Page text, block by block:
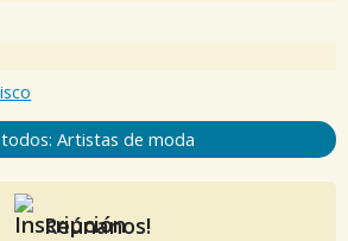
Artistas de moda
Reúnanos!